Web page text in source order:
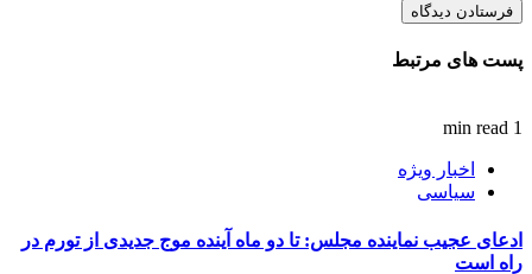
پست های مرتبط
1 min read
اخبار ویژه
سیاسی
ادعای عجیب نماینده مجلس: تا دو ماه آینده موج جدیدی از تورم در
راه است